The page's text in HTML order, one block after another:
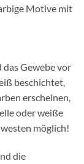
Motive mit
das Gewebe vor
beschichtet,
erscheinen,
oder weiße
möglich!
die